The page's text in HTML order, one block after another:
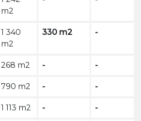
m2
1 340
m2
330 m2 -
268 m2 - -
790 m2 - -
1 113 m2 - -